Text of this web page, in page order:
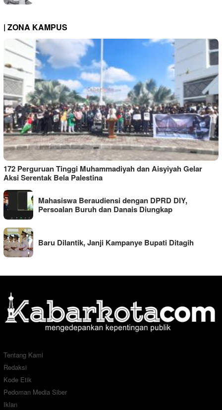
| ZONA KAMPUS
172 Perguruan Tinggi Muhammadiyah dan Aisyiyah Gelar
Aksi Serentak Bela Palestina
Mahasiswa Beraudiensi dengan DPRD DIY,
Persoalan Buruh dan Danais Diungkap
Baru Dilantik, Janji Kampanye Bupati Ditagih
Tentang Kami
Redaksi
Kode Etik
Pedoman Media Siber
Iklan